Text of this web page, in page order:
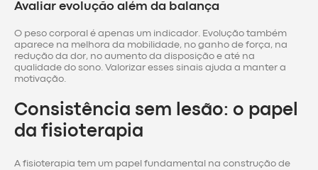
Avaliar evolução além da balança
O peso corporal é apenas um indicador. Evolução também
aparece na melhora da mobilidade, no ganho de força, na
redução da dor, no aumento da disposição e até na
qualidade do sono. Valorizar esses sinais ajuda a manter a
motivação.
Consistência sem lesão: o papel
da fisioterapia
A fisioterapia tem um papel fundamental na construção de